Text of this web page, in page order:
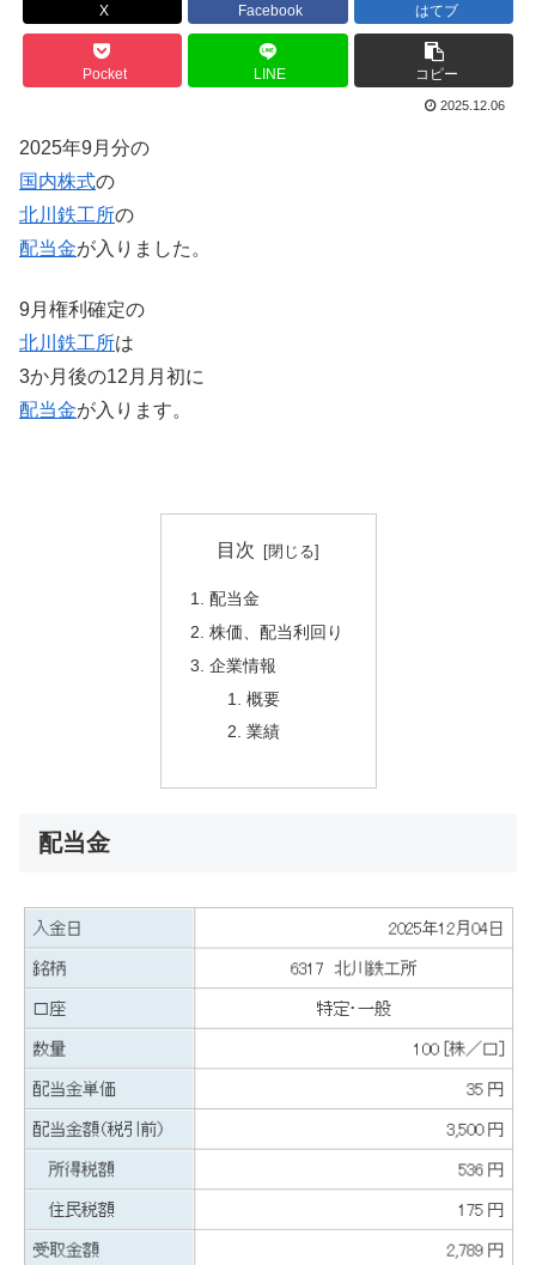
X Facebook はてブ
Pocket LINE コピー
2025.12.06
2025年9月分の
国内株式の
北川鉄工所の
配当金が入りました。
9月権利確定の
北川鉄工所は
3か月後の12月月初に
配当金が入ります。
目次
配当金
株価、配当利回り
企業情報
概要
業績
配当金